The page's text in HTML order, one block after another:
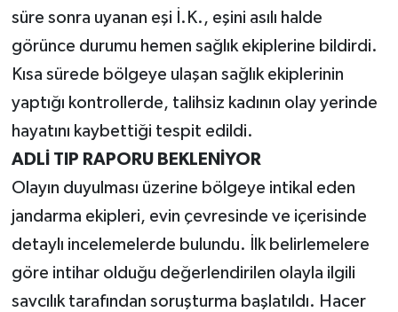
süre sonra uyanan eşi İ.K., eşini asılı halde
görünce durumu hemen sağlık ekiplerine bildirdi.
Kısa sürede bölgeye ulaşan sağlık ekiplerinin
yaptığı kontrollerde, talihsiz kadının olay yerinde
hayatını kaybettiği tespit edildi.
ADLİ TIP RAPORU BEKLENİYOR
Olayın duyulması üzerine bölgeye intikal eden
jandarma ekipleri, evin çevresinde ve içerisinde
detaylı incelemelerde bulundu. İlk belirlemelere
göre intihar olduğu değerlendirilen olayla ilgili
savcılık tarafından soruşturma başlatıldı. Hacer